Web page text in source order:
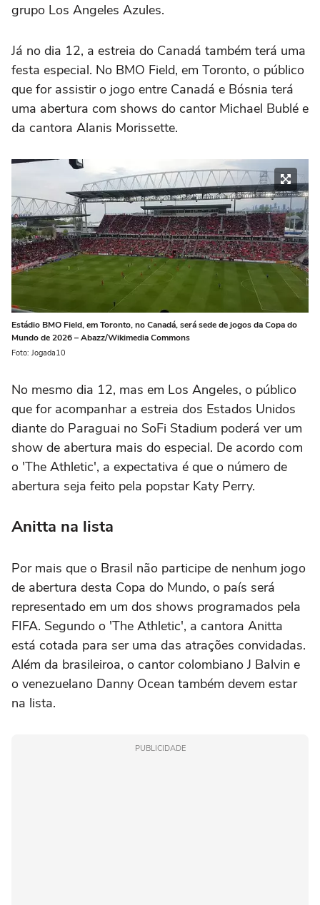
grupo Los Angeles Azules.
Já no dia 12, a estreia do Canadá também terá uma
festa especial. No BMO Field, em Toronto, o público
que for assistir o jogo entre Canadá e Bósnia terá
uma abertura com shows do cantor Michael Bublé e
da cantora Alanis Morissette.
Estádio BMO Field, em Toronto, no Canadá, será sede de jogos da Copa do
Mundo de 2026 – Abazz/Wikimedia Commons
Foto: Jogada10
No mesmo dia 12, mas em Los Angeles, o público
que for acompanhar a estreia dos Estados Unidos
diante do Paraguai no SoFi Stadium poderá ver um
show de abertura mais do especial. De acordo com
o 'The Athletic', a expectativa é que o número de
abertura seja feito pela popstar Katy Perry.
Anitta na lista
Por mais que o Brasil não participe de nenhum jogo
de abertura desta Copa do Mundo, o país será
representado em um dos shows programados pela
FIFA. Segundo o 'The Athletic', a cantora Anitta
está cotada para ser uma das atrações convidadas.
Além da brasileiroa, o cantor colombiano J Balvin e
o venezuelano Danny Ocean também devem estar
na lista.
PUBLICIDADE